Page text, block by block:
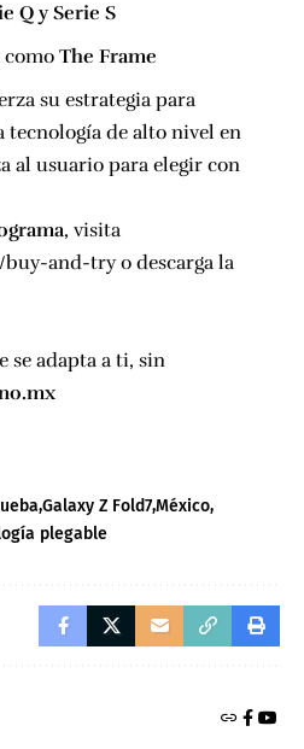
Q y Serie S
como The Frame
su estrategia para
tecnología de alto nivel en
al usuario para elegir con
, visita
buy-and-tryo descarga la
se adapta a ti, sin
Galaxy Z Fold7México
plegable